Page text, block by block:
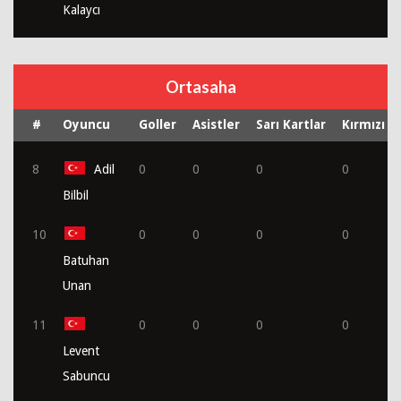
Kalaycı
Ortasaha
# Oyuncu Goller Asistler Sarı Kartlar Kırmızı
8
Adil
Bilbil
0 0 0 0
10
Batuhan
Unan
0 0 0 0
11
Levent
Sabuncu
0 0 0 0